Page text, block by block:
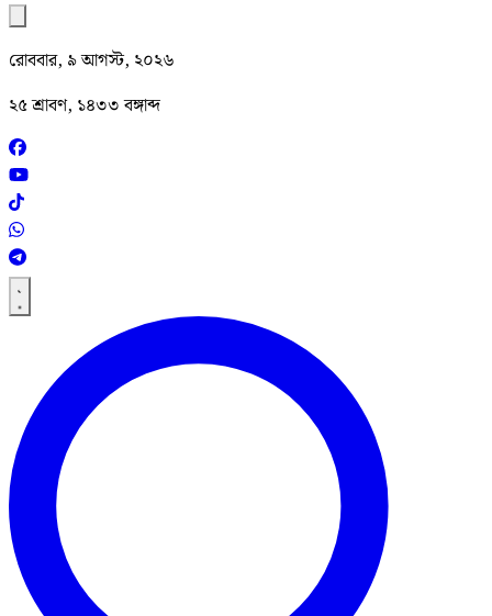
রোববার, ৯ আগস্ট, ২০২৬
২৫ শ্রাবণ, ১৪৩৩ বঙ্গাব্দ